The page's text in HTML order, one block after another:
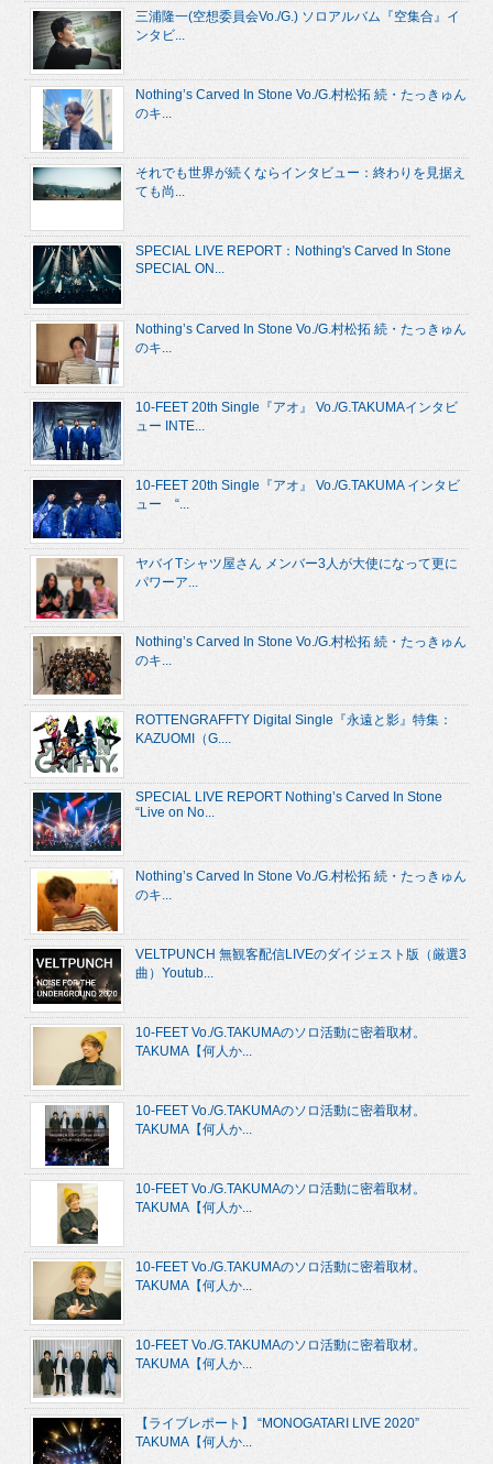
三浦隆一(空想委員会Vo./G.) ソロアルバム『空集合』イ
ンタビ...
Nothing’s Carved In Stone Vo./G.村松拓 続・たっきゅん
のキ...
それでも世界が続くならインタビュー：終わりを見据え
ても尚...
SPECIAL LIVE REPORT：Nothing's Carved In Stone
SPECIAL ON...
Nothing’s Carved In Stone Vo./G.村松拓 続・たっきゅん
のキ...
10-FEET 20th Single『アオ』 Vo./G.TAKUMAインタビ
ュー INTE...
10-FEET 20th Single『アオ』 Vo./G.TAKUMA インタビ
ュー “...
ヤバイTシャツ屋さん メンバー3人が大使になって更に
パワーア...
Nothing’s Carved In Stone Vo./G.村松拓 続・たっきゅん
のキ...
ROTTENGRAFFTY Digital Single『永遠と影』特集：
KAZUOMI（G....
SPECIAL LIVE REPORT Nothing’s Carved In Stone
“Live on No...
Nothing’s Carved In Stone Vo./G.村松拓 続・たっきゅん
のキ...
VELTPUNCH 無観客配信LIVEのダイジェスト版（厳選3
曲）Youtub...
10-FEET Vo./G.TAKUMAのソロ活動に密着取材。
TAKUMA【何人か...
10-FEET Vo./G.TAKUMAのソロ活動に密着取材。
TAKUMA【何人か...
10-FEET Vo./G.TAKUMAのソロ活動に密着取材。
TAKUMA【何人か...
10-FEET Vo./G.TAKUMAのソロ活動に密着取材。
TAKUMA【何人か...
10-FEET Vo./G.TAKUMAのソロ活動に密着取材。
TAKUMA【何人か...
【ライブレポート】 “MONOGATARI LIVE 2020”
TAKUMA【何人か...